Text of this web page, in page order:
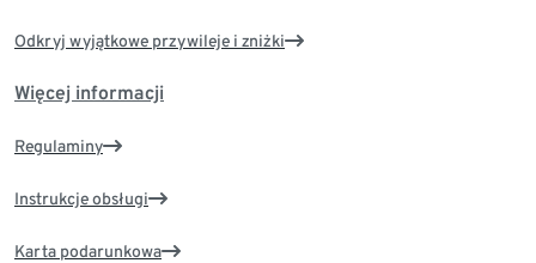
Odkryj wyjątkowe przywileje i zniżki
Więcej informacji
Regulaminy
Instrukcje obsługi
Karta podarunkowa